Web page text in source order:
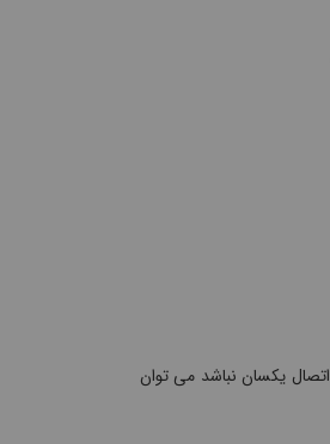
یکسان نباشد می توان